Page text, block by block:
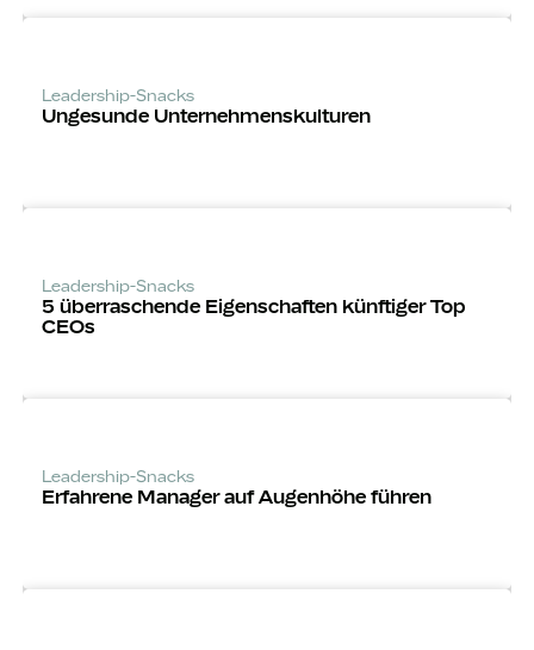
Leadership-Snacks
Ungesunde Unternehmens­kulturen
Leadership-Snacks
5 über­raschende Eigenschaften künftiger Top
CEOs
Leadership-Snacks
Erfahrene Manager auf Augenhöhe führen